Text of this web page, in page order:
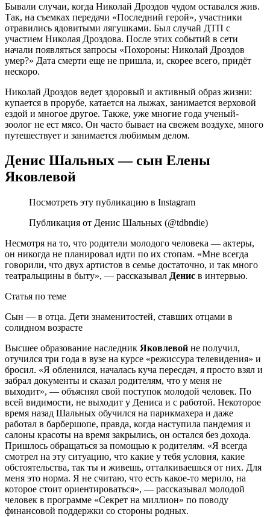
Бывали случаи, когда Николай Дроздов чудом оставался жив.
Так, на съемках передачи «Последний герой», участники
отравились ядовитыми лягушками. Был случай ДТП с
участием Николая Дроздова. После этих событий в сети
начали появляться запросы «Похороны: Николай Дроздов
умер?» Дата смерти еще не пришла, и, скорее всего, придёт
нескоро.
Николай Дроздов ведет здоровый и активный образ жизни:
купается в прорубе, катается на лыжах, занимается верховой
ездой и многое другое. Также, уже многие года ученый-
зоолог не ест мясо. Он часто бывает на свежем воздухе, много
путешествует и занимается любимым делом.
Денис Шальных — сын Елены
Яковлевой
Посмотреть эту публикацию в Instagram
Публикация от Денис Шальных (@tdbndie)
Несмотря на то, что родители молодого человека — актеры,
он никогда не планировал идти по их стопам. «Мне всегда
говорили, что двух артистов в семье достаточно, и так много
театральщины в быту», — рассказывал Денис в интервью.
Статья по теме
Сын — в отца. Дети знаменитостей, ставших отцами в
солидном возрасте
Высшее образование наследник Яковлевой не получил,
отучился три года в вузе на курсе «режиссура телевидения» и
бросил. «Я обленился, началась куча пересдач, я просто взял и
забрал документы и сказал родителям, что у меня не
выходит», — объяснял свой поступок молодой человек. По
всей видимости, не выходит у Дениса и с работой. Некоторое
время назад Шальных обучился на парикмахера и даже
работал в барбершопе, правда, когда наступила пандемия и
салоны красоты на время закрылись, он остался без дохода.
Пришлось обращаться за помощью к родителям. «Я всегда
смотрел на эту ситуацию, что какие у тебя условия, какие
обстоятельства, так ты и живешь, отталкиваешься от них. Для
меня это норма. Я не считаю, что есть какое-то мерило, на
которое стоит ориентироваться», — рассказывал молодой
человек в программе «Секрет на миллион» по поводу
финансовой поддержки со стороны родных.